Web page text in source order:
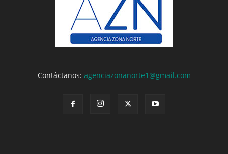
Contáctanos: agenciazonanorte1@gmail.com